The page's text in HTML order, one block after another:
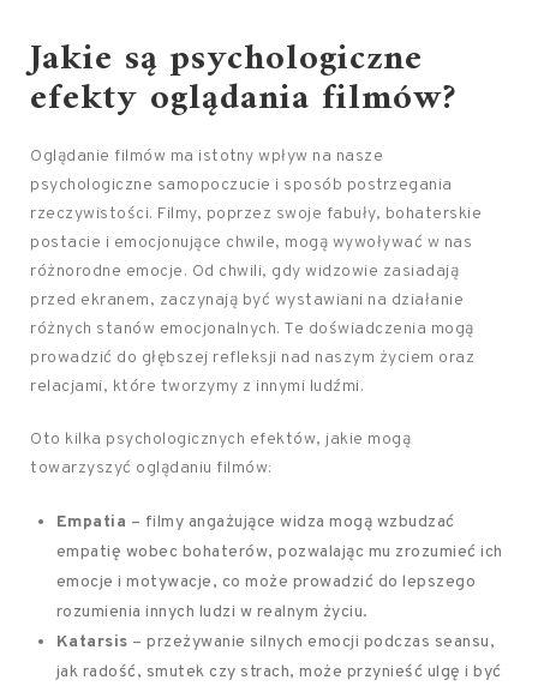
Jakie są psychologiczne
efekty oglądania filmów?
Oglądanie filmów ma istotny wpływ na nasze
psychologiczne samopoczucie i sposób postrzegania
rzeczywistości. Filmy, poprzez swoje fabuły, bohaterskie
postacie i emocjonujące chwile, mogą wywoływać w nas
różnorodne emocje. Od chwili, gdy widzowie zasiadają
przed ekranem, zaczynają być wystawiani na działanie
różnych stanów emocjonalnych. Te doświadczenia mogą
prowadzić do głębszej refleksji nad naszym życiem oraz
relacjami, które tworzymy z innymi ludźmi.
Oto kilka psychologicznych efektów, jakie mogą
towarzyszyć oglądaniu filmów:
Empatia – filmy angażujące widza mogą wzbudzać
empatię wobec bohaterów, pozwalając mu zrozumieć ich
emocje i motywacje, co może prowadzić do lepszego
rozumienia innych ludzi w realnym życiu.
Katarsis – przeżywanie silnych emocji podczas seansu,
jak radość, smutek czy strach, może przynieść ulgę i być